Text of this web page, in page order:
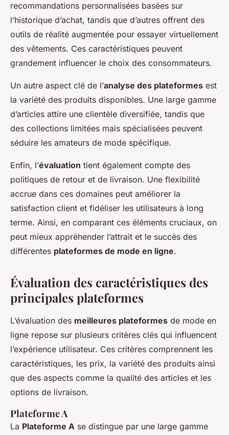
recommandations personnalisées basées sur
l’historique d’achat, tandis que d’autres offrent des
outils de réalité augmentée pour essayer virtuellement
des vêtements. Ces caractéristiques peuvent
grandement influencer le choix des consommateurs.
Un autre aspect clé de l’analyse des plateformes est
la variété des produits disponibles. Une large gamme
d’articles attire une clientèle diversifiée, tandis que
des collections limitées mais spécialisées peuvent
séduire les amateurs de mode spécifique.
Enfin, l’évaluation tient également compte des
politiques de retour et de livraison. Une flexibilité
accrue dans ces domaines peut améliorer la
satisfaction client et fidéliser les utilisateurs à long
terme. Ainsi, en comparant ces éléments cruciaux, on
peut mieux appréhender l’attrait et le succès des
différentes plateformes de mode en ligne.
Évaluation des caractéristiques des
principales plateformes
L’évaluation des meilleures plateformes de mode en
ligne repose sur plusieurs critères clés qui influencent
l’expérience utilisateur. Ces critères comprennent les
caractéristiques, les prix, la variété des produits ainsi
que des aspects comme la qualité des articles et les
options de livraison.
Plateforme A
La Plateforme A se distingue par une large gamme